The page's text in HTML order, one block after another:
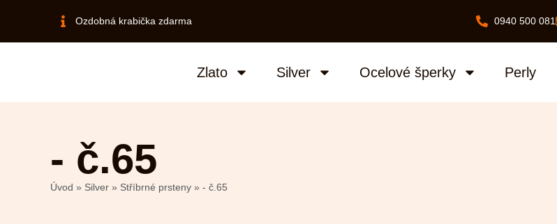
Ozdobná krabička zdarma 0940 500 081
Zlato Silver Ocelové šperky Perly
- č.65
Úvod » Silver » Stříbrné prsteny » - č.65